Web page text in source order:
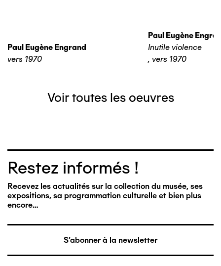
Paul Eugène Engrand
vers 1970
Paul Eugène
Inutile violence
, vers 1970
Voir toutes les oeuvres
Restez informés !
Recevez les actualités sur la collection du musée, ses
expositions, sa programmation culturelle et bien plus
encore…
S'abonner à la newsletter